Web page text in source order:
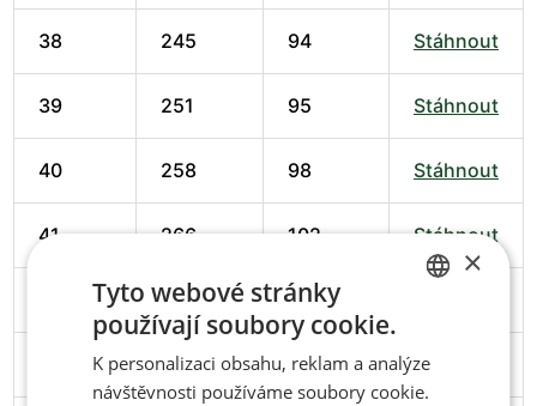
38 245 94 Stáhnout
39 251 95 Stáhnout
40 258 98 Stáhnout
41 266 102 Stáhnout
274 102
279 103 Stáhnout
ENGLISH
×
Tyto webové stránky
používají soubory cookie.
K personalizaci obsahu, reklam a analýze
návštěvnosti používáme soubory cookie.